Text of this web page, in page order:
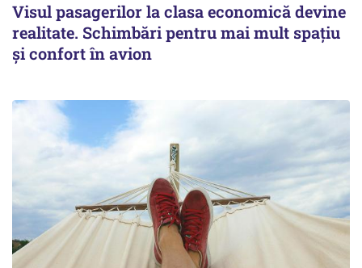
Visul pasagerilor la clasa economică devine
realitate. Schimbări pentru mai mult spațiu
și confort în avion